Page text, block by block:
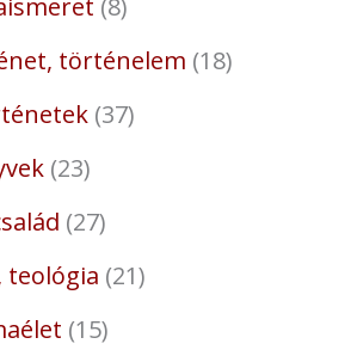
8
történelem 18
37
23
27
teológia 21
15